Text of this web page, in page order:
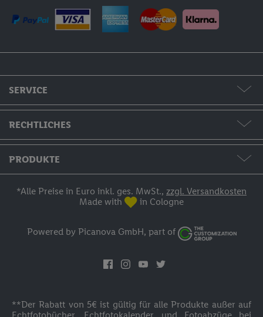
SERVICE
Formate & Preise
Hilfe & Kontakt
Bestellstatus
Versand
RECHTLICHES
AGB / Widerruf / Impressum
PRODUKTE
Fotos & Grußkarten
Fotogeschenke
*Alle Preise in Euro inkl. ges. MwSt., zzgl. Versandkosten
Made with
in Cologne
Powered by Picanova GmbH, part of
**Der Rabatt von 5€ ist gültig für alle Produkte außer auf